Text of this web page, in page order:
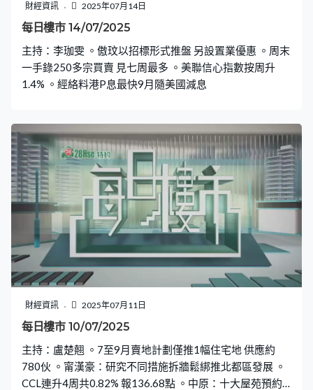
財經資訊 2025年07月14日
每日樓市 14/07/2025
主持：李珈雯 。傲玟以招標形式推盤 另設置業優惠 。周末
一手錄250多宗買賣 見七周最多 。美聯信心指數按周升
1.4% 。經絡料港P息最快9月隨美國減息
財經資訊 2025年07月11日
每日樓市 10/07/2025
主持：盧楚翹 。7至9月賣地計劃僅推1幅住宅地 供應約
780伙 。甯漢豪：研究不同措施拆牆鬆綁推北都區發展 。
CCL連升4周共0.82% 報136.68點 。中原：十大屋苑預約